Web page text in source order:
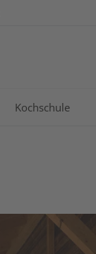
Kochschule